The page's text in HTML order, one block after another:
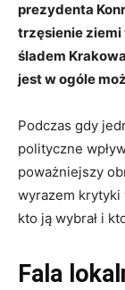
prezydenta
trzęsienie ziemi
śladem
jest w ogóle
Podczas gdy
polityczne
poważniejszy
wyrazem krytyki
kto ją wybrał i
Fala